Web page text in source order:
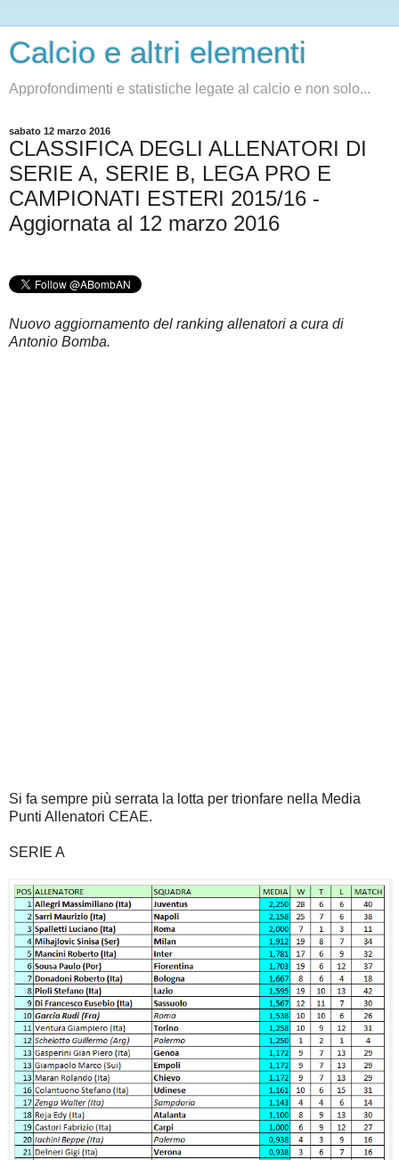
Calcio e altri elementi
Approfondimenti e statistiche legate al calcio e non solo...
sabato 12 marzo 2016
CLASSIFICA DEGLI ALLENATORI DI
SERIE A, SERIE B, LEGA PRO E
CAMPIONATI ESTERI 2015/16 -
Aggiornata al 12 marzo 2016
Nuovo aggiornamento del ranking allenatori a cura di
Antonio Bomba.
Si fa sempre più serrata la lotta per trionfare nella Media
Punti Allenatori CEAE.
SERIE A